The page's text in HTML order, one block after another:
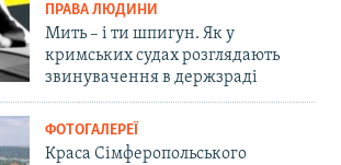
ПРАВА ЛЮДИНИ
Мить – і ти шпигун. Як у
кримських судах розглядають
звинувачення в держзраді
ФОТОГАЛЕРЕЇ
Краса Сімферопольського